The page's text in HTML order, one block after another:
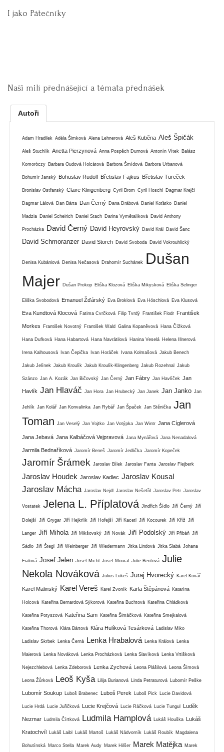
I jako Pátečníky
Naši milí přednášející a témata přednášek
Autoři
Adam Hradilek Adéla Šimková Alena Lehnerová Aleš Kuběna Aleš Špičák
Aleš Stuchlík Anetta Pierzynová Anna Pospěch Durnová Antonín Vítek Balász
Komoróczy Barbara Oudová Holcátová Barbora Šmídová Barbora Urbanová
Bohumír Janský Bohuslav Rudolf Břetislav Fajkus Břetislav Tureček
Bronislav Ostřanský Claire Klingenberg Cyril Brom Cyril Hoschl Dagmar Krejčí
Dagmar Lálová Dan Bárta Dan Černý Dana Drábová Daniel Koťátko Daniel
Madzia Daniel Scheirich Daniel Stach Darina Vymětalíková David Anthony
Procházka David Černý David Heyrovský David Král David Šanc
David Schmoranzer David Storch David Svoboda David Vokrouhlický
Denisa Kubániová Denisa Nečasová Drahomír Suchánek
Dušan
Majer Dušan Prokop Eliška Klozová Eliška Mikysková Eliška Selinger
Eliška Svobodová Emanuel Žďárský Eva Broklová Eva Höschlová Eva Klusová
Eva Kundtová Klocová Fatima Cvrčková Filip Tvrdý František Flodr František
Morkes František Novotný František Wald Galina Kopaněvová Hana Čížková
Hana Dufková Hana Habartová Hana Navrátilová Hanina Veselá Helena Illnerová
Irena Kalhousová Ivan Čepička Ivan Horáček Ivana Kolmašová Jakub Benech
Jakub Jelínek Jakub Kroulík Jakub Kroulík-Klingenberg Jakub Rozehnal Jakub
Szánzo Jan A. Kozák Jan Bičovský Jan Černý Jan Fábry Jan Havlíček Jan
Havlík Jan Hlaváč Jan Hora Jan Hrubecký Jan Janek Jan Janko Jan
Jehlík Jan Kolář Jan Konvalinka Jan Rybář Jan Špaček Jan Stěnička Jan
Toman
Jan Veselý Jan Vojtko Jan Votýpka Jan Wintr Jana Cíglerová
Jana Jebavá Jana Kalbáčová Vejpravová Jana Mynářová Jana Nenadalová
Jarmila Bednaříková Jaromír Beneš Jaromír Jedlička Jaromír Kopeček
Jaromír Šrámek Jaroslav Bílek Jaroslav Fanta Jaroslav Flejberk
Jaroslav Houdek Jaroslav Kadlec Jaroslav Kousal
Jaroslav Mácha Jaroslav Nejdl Jaroslav Nešetřil Jaroslav Petr Jaroslav
Vostatek Jelena L. Příplatová Jindřich Šídlo Jiří Černý Jiří
Dolejší Jiří Grygar Jiří Hejkrlík Jiří Hořejší Jiří Kacetl Jiří Kocourek Jiří Kříž Jiří
Langer Jiří Mihola Jiří Mikšovský Jiří Novák Jiří Podolský Jiří Přibáň Jiří
Sádlo Jiří Štegl Jiří Weinberger Jiří Wiedermann Jitka Lindová Jitka Slabá Johana
Fialová Josef Jelen Josef Michl Josef Moural Julie Beritová Julie
Nekola Nováková Julius Lukeš Juraj Hvorecký Karel Kovář
Karel Malinský Karel Vereš Karel Zvoník Karla Štěpánová Katarína
Holcová Kateřina Bernardová Sýkorová Kateřina Buchtová Kateřina Chládková
Kateřina Potyszová Kateřina Sam Kateřina Šimáčková Kateřina Smejkalová
Kateřina Thorová Klára Bártová Klára Hulíková Tesárková Ladislav Miko
Ladislav Skrbek Lenka Černá Lenka Hrabalová Lenka Králová Lenka
Maierová Lenka Nováková Lenka Procházková Lenka Slavíková Lenka Vrtišková
Nejezchlebová Lenka Zdeborová Lenka Zychová Leona Plášilová Leona Šímová
Leona Žůrková Leoš Kyša Lilija Burianová Linda Petraturová Lubomír Peške
Lubomír Soukup Luboš Brabenec Luboš Perek Luboš Pick Lucie Davidová
Lucie Hrdá Lucie Juřičková Lucie Krejčová Lucie Ráčková Lucie Tungul Luděk
Nezmar Ludmila Čírtková Ludmila Hamplová Lukáš Houška Lukáš
Kratochvíl Lukáš Laibl Lukáš Martoš Lukáš Nádvorník Lukáš Roubík Magdalena
Bohutínská Marco Stella Marek Audy Marek Hilšer Marek Matějka Marek